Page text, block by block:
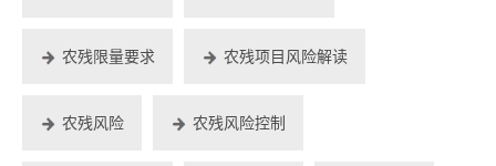
农残限量要求 农残项目风险解读
农残风险 农残风险控制